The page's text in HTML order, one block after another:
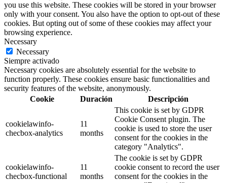
you use this website. These cookies will be stored in your browser
only with your consent. You also have the option to opt-out of these
cookies. But opting out of some of these cookies may affect your
browsing experience.
Necessary
Necessary
Siempre activado
Necessary cookies are absolutely essential for the website to
function properly. These cookies ensure basic functionalities and
security features of the website, anonymously.
Cookie
Duración Descripción
cookielawinfo-
checbox-analytics
11
months
This cookie is set by GDPR
Cookie Consent plugin. The
cookie is used to store the user
consent for the cookies in the
category "Analytics".
cookielawinfo-
checbox-functional
11
months
The cookie is set by GDPR
cookie consent to record the user
consent for the cookies in the